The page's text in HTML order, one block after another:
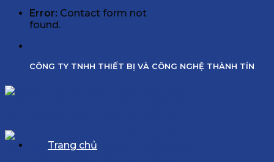
Error: Contact form not
found.
CÔNG TY TNHH THIẾT BỊ VÀ CÔNG NGHỆ THÀNH TÍN
Trang chủ